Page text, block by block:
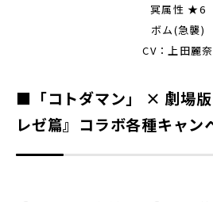
冥属性 ★6
ボム(急襲)
CV：上田麗奈
■「コトダマン」 × 劇場版
レゼ篇』コラボ各種キャン